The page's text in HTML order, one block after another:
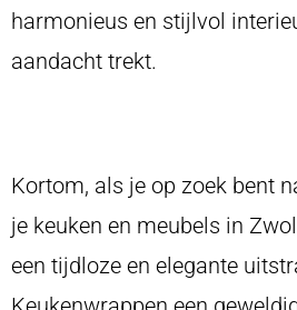
harmonieus en stijlvol
aandacht trekt.
Kortom, als je op zoek bent
je keuken en meubels in
een tijdloze en elegante